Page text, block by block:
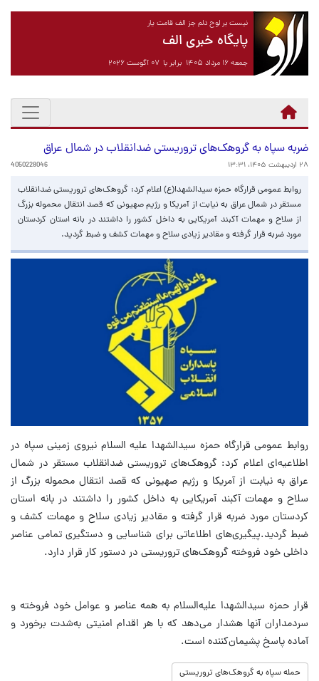
نیست بر لوح دلم جز الف قامت یار
پایگاه خبری الف
جمعه ۱۶ مرداد ۱۴۰۵ برابر با ۰۷ آگوست ۲۰۲۶
ضربه سپاه به گروهک‌های تروریستی ضد‌انقلاب در شمال عراق
۲۸ اردیبهشت ۱۴۰۵، ۱۳:۳۱ 4050228046
روابط عمومی قرارگاه حمزه سیدالشهدا(ع) اعلام کرد: گروهک‌های تروریستی ضد‌انقلاب
مستقر در شمال عراق به نیابت از آمریکا و رژیم صهیونی که قصد انتقال محموله بزرگ
از سلاح و مهمات آکبند آمریکایی به داخل کشور را داشتند در بانه استان کردستان
مورد ضربه قرار گرفته و مقادیر زیادی سلاح و مهمات کشف و ضبط گردید.
روابط عمومی قرارگاه حمزه سیدالشهدا علیه السلام نیروی زمینی سپاه در
اطلاعیه‌ای اعلام کرد: ‌گروهک‌های تروریستی ضد‌انقلاب مستقر در شمال
عراق به نیابت از آمریکا و رژیم صهیونی که قصد انتقال محموله بزرگ از
سلاح و مهمات آکبند آمریکایی به داخل کشور را داشتند در بانه استان
کردستان مورد ضربه قرار گرفته و مقادیر زیادی سلاح و مهمات کشف و
ضبط گردید.پیگیری‌های اطلاعاتی برای شناسایی و دستگیری تمامی عناصر
داخلی خود فروخته گروهک‌های تروریستی در دستور کار قرار دارد.
قرار حمزه سیدالشهدا علیه‌السلام به همه عناصر و عوامل خود فروخته و
سردمداران آنها هشدار می‌دهد که با هر اقدام امنیتی به‌شدت برخورد و
آماده پاسخ پشیمان‌کننده است.
حمله سپاه به گروهک‌های تروریستی